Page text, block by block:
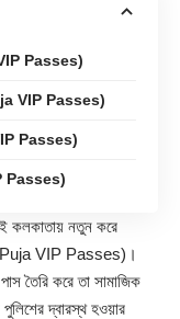
Passes)
VIP Passes)
Passes)
Passes)
কলকাতায় নতুন করে
VIP Passes)।
তৈরি করে তা সামাজিক
দ্বারস্থ হওয়ার